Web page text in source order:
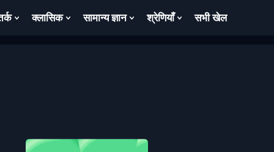
Show
क्लासिक
Show
सामान्य ज्ञान
Show
श्रेणियाँ
Show
सभी खेल